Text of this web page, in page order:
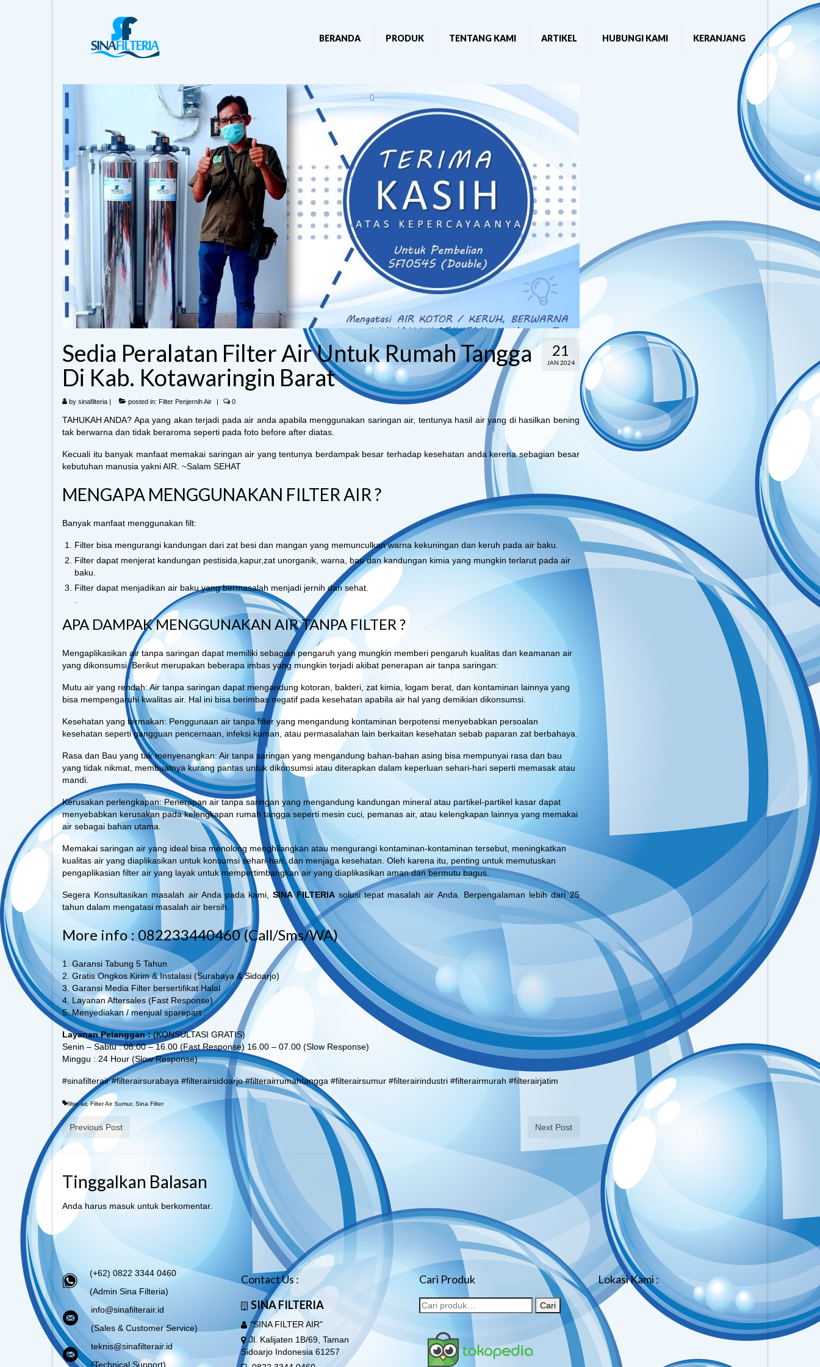
BERANDA PRODUK TENTANG KAMI ARTIKEL HUBUNGI KAMI KERANJANG
21
JAN 2024
Sedia Peralatan Filter Air Untuk Rumah Tangga
Di Kab. Kotawaringin Barat
by sinafilteria | posted in: Filter Penjernih Air | 0
TAHUKAH ANDA? Apa yang akan terjadi pada air anda apabila menggunakan saringan air, tentunya hasil air yang di hasilkan bening
tak berwarna dan tidak beraroma seperti pada foto before after diatas.
Kecuali itu banyak manfaat memakai saringan air yang tentunya berdampak besar terhadap kesehatan anda kerena sebagian besar
kebutuhan manusia yakni AIR. ~Salam SEHAT
MENGAPA MENGGUNAKAN FILTER AIR ?
Banyak manfaat menggunakan filt:
Filter bisa mengurangi kandungan dari zat besi dan mangan yang memunculkan warna kekuningan dan keruh pada air baku.
Filter dapat menjerat kandungan pestisida,kapur,zat unorganik, warna, bau dan kandungan kimia yang mungkin terlarut pada air
baku.
Filter dapat menjadikan air baku yang bermasalah menjadi jernih dan sehat.
APA DAMPAK MENGGUNAKAN AIR TANPA FILTER ?
Mengaplikasikan air tanpa saringan dapat memiliki sebagian pengaruh yang mungkin memberi pengaruh kualitas dan keamanan air
yang dikonsumsi. Berikut merupakan beberapa imbas yang mungkin terjadi akibat penerapan air tanpa saringan:
Mutu air yang rendah: Air tanpa saringan dapat mengandung kotoran, bakteri, zat kimia, logam berat, dan kontaminan lainnya yang
bisa mempengaruhi kwalitas air. Hal ini bisa berimbas negatif pada kesehatan apabila air hal yang demikian dikonsumsi.
Kesehatan yang termakan: Penggunaan air tanpa filter yang mengandung kontaminan berpotensi menyebabkan persoalan
kesehatan seperti gangguan pencernaan, infeksi kuman, atau permasalahan lain berkaitan kesehatan sebab paparan zat berbahaya.
Rasa dan Bau yang tak menyenangkan: Air tanpa saringan yang mengandung bahan-bahan asing bisa mempunyai rasa dan bau
yang tidak nikmat, membuatnya kurang pantas untuk dikonsumsi atau diterapkan dalam keperluan sehari-hari seperti memasak atau
mandi.
Kerusakan perlengkapan: Penerapan air tanpa saringan yang mengandung kandungan mineral atau partikel-partikel kasar dapat
menyebabkan kerusakan pada kelengkapan rumah tangga seperti mesin cuci, pemanas air, atau kelengkapan lainnya yang memakai
air sebagai bahan utama.
Memakai saringan air yang ideal bisa menolong menghilangkan atau mengurangi kontaminan-kontaminan tersebut, meningkatkan
kualitas air yang diaplikasikan untuk konsumsi sehari-hari, dan menjaga kesehatan. Oleh karena itu, penting untuk memutuskan
pengaplikasian filter air yang layak untuk mempertimbangkan air yang diaplikasikan aman dan bermutu bagus.
Segera Konsultasikan masalah air Anda pada kami,SINA FILTERIAsolusi tepat masalah air Anda. Berpengalaman lebih dari 25
tahun dalam mengatasi masalah air bersih.
More info : 082233440460 (Call/Sms/WA)
1. Garansi Tabung 5 Tahun
2. Gratis Ongkos Kirim & Instalasi (Surabaya & Sidoarjo)
3. Garansi Media Filter bersertifikat Halal
4. Layanan Aftersales (Fast Response)
5. Menyediakan / menjual sparepart .
Layanan Pelanggan :(KONSULTASI GRATIS)
Senin – Sabtu : 08.00 – 16.00 (Fast Response) 16.00 – 07.00 (Slow Response)
Minggu : 24 Hour (Slow Response)
#sinafilterair #filterairsurabaya #filterairsidoarjo #filterairrumahtangga #filterairsumur #filterairindustri #filterairmurah #filterairjatim
filter air,Filter Air Sumur, Sina Filter
Previous Post Next Post
Tinggalkan Balasan
Anda harus masuk untuk berkomentar.
(+62) 0822 3344 0460
(Admin Sina Filteria)
info@sinafilterair.id
(Sales & Customer Service)
teknis@sinafilterair.id
(Technical Support)
Contact Us :
SINA FILTERIA
"SINA FILTER AIR"
Jl. Kalijaten 1B/69, Taman
Sidoarjo Indonesia 61257
Cari Produk
Cari
Lokasi Kami :